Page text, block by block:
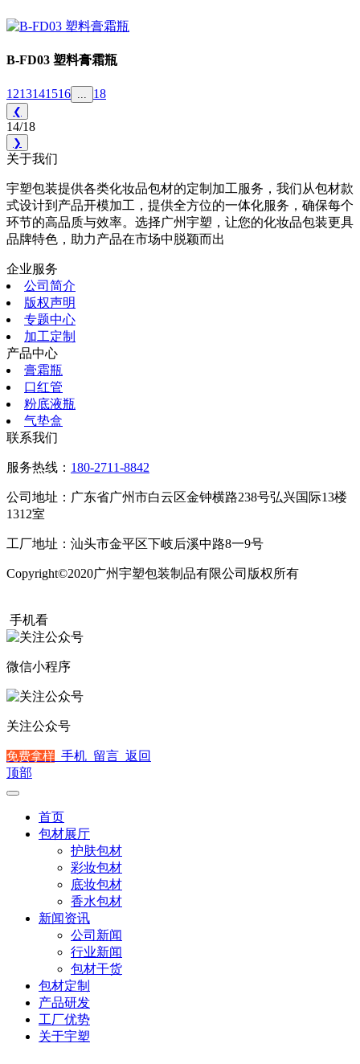
B-FD03 塑料膏霜瓶
1213141516 ... 18
❮
14/18
❯
关于我们
宇塑包装提供各类化妆品包材的定制加工服务，我们从包材款
式设计到产品开模加工，提供全方位的一体化服务，确保每个
环节的高品质与效率。选择广州宇塑，让您的化妆品包装更具
品牌特色，助力产品在市场中脱颖而出
企业服务
公司简介
版权声明
专题中心
加工定制
产品中心
膏霜瓶
口红管
粉底液瓶
气垫盒
联系我们
服务热线： 180-2711-8842
公司地址：广东省广州市白云区金钟横路238号弘兴国际13楼
1312室
工厂地址：汕头市金平区下岐后溪中路8一9号
Copyright©2020广州宇塑包装制品有限公司版权所有
手机看
微信小程序
关注公众号
免费拿样 手机 留言 返回
顶部
首页
包材展厅
护肤包材
彩妆包材
底妆包材
香水包材
新闻资讯
公司新闻
行业新闻
包材干货
包材定制
产品研发
工厂优势
关于宇塑